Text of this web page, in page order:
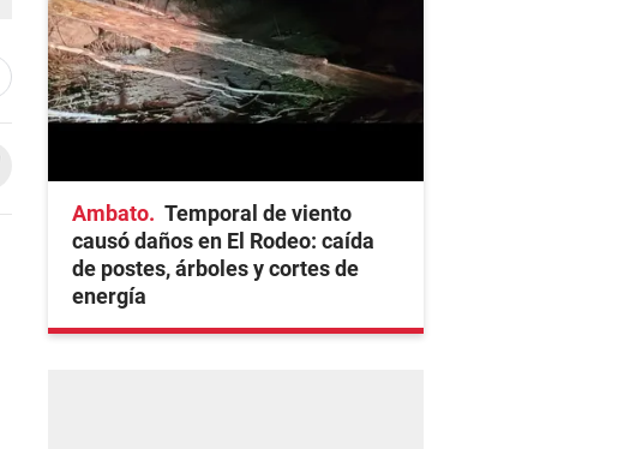
Ambato
Temporal de viento
causó daños en El Rodeo: caída
de postes, árboles y cortes de
energía